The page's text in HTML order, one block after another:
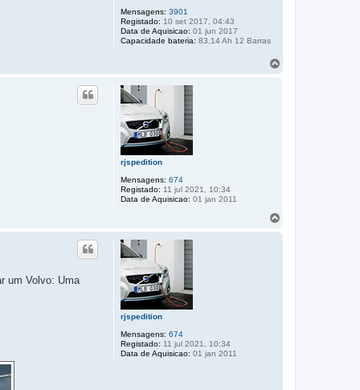
Mensagens: 3901
Registado: 10 set 2017, 04:43
Data de Aquisicao: 01 jun 2017
Capacidade bateria: 83,14 Ah 12 Barras
rjspedition
Mensagens: 674
Registado: 11 jul 2021, 10:34
Data de Aquisicao: 01 jan 2011
rjspedition
Mensagens: 674
Registado: 11 jul 2021, 10:34
Data de Aquisicao: 01 jan 2011
um Volvo: Uma